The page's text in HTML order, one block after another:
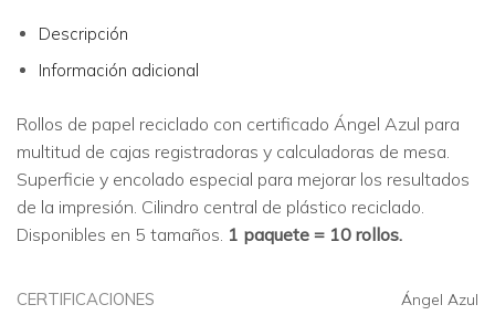
Descripción
Información adicional
Rollos de papel reciclado con certificado Ángel Azul para
multitud de cajas registradoras y calculadoras de mesa.
Superficie y encolado especial para mejorar los resultados
de la impresión. Cilindro central de plástico reciclado.
Disponibles en 5 tamaños. 1 paquete = 10 rollos.
CERTIFICACIONES Ángel Azul